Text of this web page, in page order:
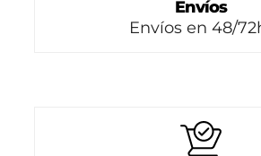
Envíos
Envíos en 48/